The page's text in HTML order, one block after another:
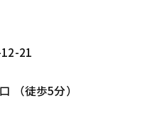
21
（徒歩5分）